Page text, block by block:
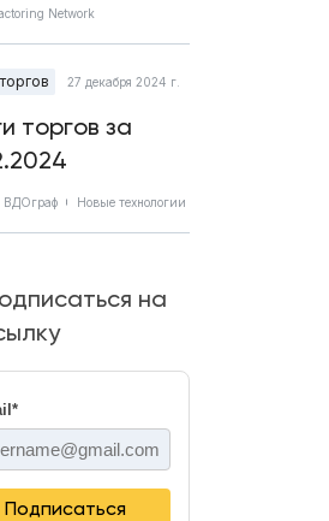
Network
27 декабря 2024 г.
торгов за
ВДОграф Новые технологии
на
*
Подписаться